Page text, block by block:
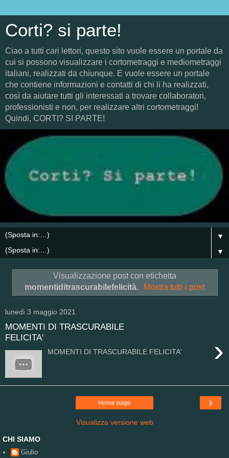
Corti? si parte!
Ciao a tutti cari lettori, questo sito vuole essere un portale da
cui si possono visualizzare i cortometraggi e mediometraggi
italiani, realizzati da chiunque. E vuole essere un portale
che contiene informazioni e contatti di chi li ha realizzati,
così da aiutare tutti gli interessati a trovare collaboratori,
professionisti e non, per realizzare altri cortometraggi!
Quindi, CORTI? SI PARTE!
▼
▼
Visualizzazione post con etichetta
momentiditrascurabilefelicità. Mostra tutti i post
lunedì 3 maggio 2021
MOMENTI DI TRASCURABILE
FELICITA'
›
MOMENTI DI TRASCURABILE FELICITA'
›
Home page
Visualizza versione web
CHI SIAMO
Giulio